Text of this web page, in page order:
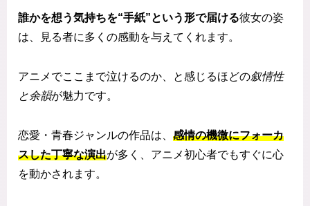
誰かを想う気持ちを“手紙”という形で届ける彼女の姿
は、見る者に多くの感動を与えてくれます。
アニメでここまで泣けるのか、と感じるほどの叙情性
と余韻が魅力です。
恋愛・青春ジャンルの作品は、 感情の機微にフォーカ
スした丁寧な演出が多く、アニメ初心者でもすぐに心
を動かされます。